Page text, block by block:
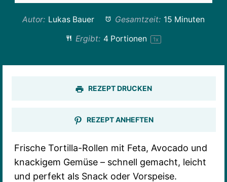
Autor: Lukas Bauer Gesamtzeit: 15 Minuten
Ergibt: 4 Portionen 1x
REZEPT DRUCKEN
REZEPT ANHEFTEN
Frische Tortilla-Rollen mit Feta, Avocado und
knackigem Gemüse – schnell gemacht, leicht
und perfekt als Snack oder Vorspeise.